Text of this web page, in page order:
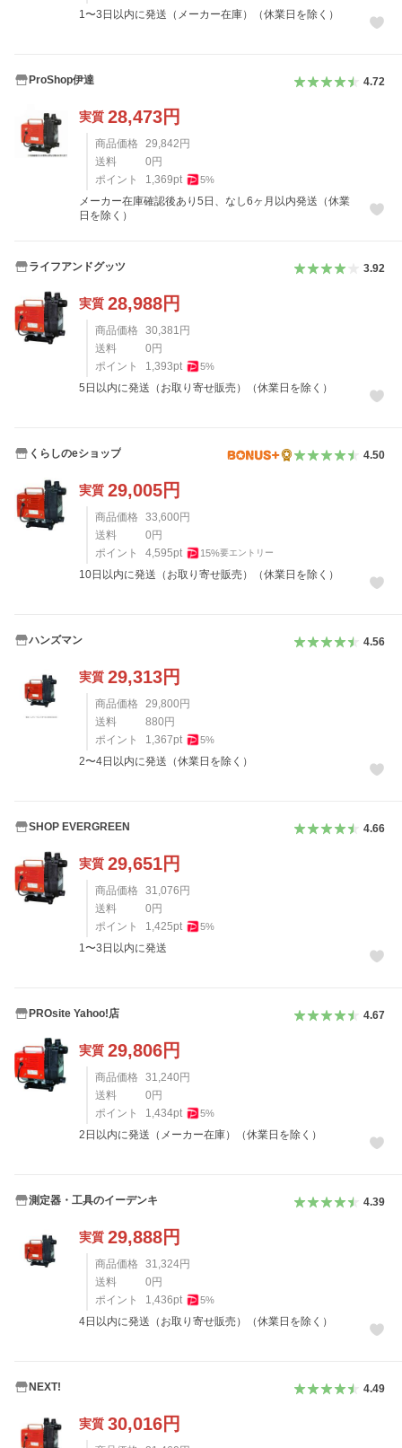
1〜3日以内に発送（メーカー在庫）（休業日を除く）
ProShop伊達 4.72
実質 28,473円
商品価格 29,842 円
送料
0 円
ポイント
1,369pt 5%
メーカー在庫確認後あり5日、なし6ヶ月以内発送（休業
日を除く）
ライフアンドグッツ 3.92
実質 28,988円
商品価格 30,381 円
送料
0 円
ポイント
1,393pt 5%
5日以内に発送（お取り寄せ販売）（休業日を除く）
くらしのeショップ 4.50
実質 29,005円
商品価格 33,600 円
送料
0 円
ポイント
4,595pt 15%要エントリー
10日以内に発送（お取り寄せ販売）（休業日を除く）
ハンズマン 4.56
実質 29,313円
商品価格 29,800 円
送料
880 円
ポイント
1,367pt 5%
2〜4日以内に発送（休業日を除く）
SHOP EVERGREEN 4.66
実質 29,651円
商品価格 31,076 円
送料
0 円
ポイント
1,425pt 5%
1〜3日以内に発送
PROsite Yahoo!店 4.67
実質 29,806円
商品価格 31,240 円
送料
0 円
ポイント
1,434pt 5%
2日以内に発送（メーカー在庫）（休業日を除く）
測定器・工具のイーデンキ 4.39
実質 29,888円
商品価格 31,324円
送料
0 円
ポイント
1,436pt 5%
4日以内に発送（お取り寄せ販売）（休業日を除く）
NEXT! 4.49
実質 30,016円